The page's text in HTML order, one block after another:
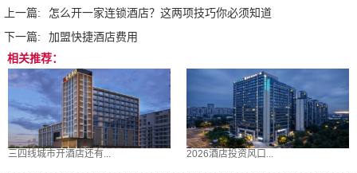
上一篇:
怎么开一家连锁酒店？这两项技巧你必须知道
下一篇:
加盟快捷酒店费用
相关推荐：
三四线城市开酒店还有... 2026酒店投资风口...